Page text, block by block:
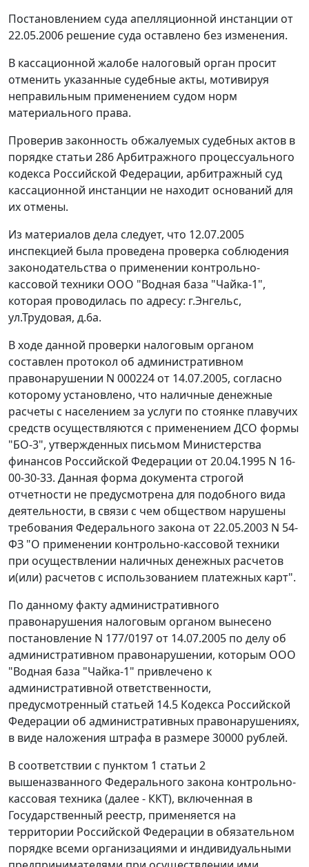
Постановлением суда апелляционной инстанции от
22.05.2006 решение суда оставлено без изменения.
В кассационной жалобе налоговый орган просит
отменить указанные судебные акты, мотивируя
неправильным применением судом норм
материального права.
Проверив законность обжалуемых судебных актов в
порядке статьи 286Арбитражного процессуального
кодекса Российской Федерации, арбитражный суд
кассационной инстанции не находит оснований для
их отмены.
Из материалов дела следует, что 12.07.2005
инспекцией была проведена проверка соблюдения
законодательства о применении контрольно-
кассовой техники ООО "Водная база "Чайка-1",
которая проводилась по адресу: г.Энгельс,
ул.Трудовая, д.6а.
В ходе данной проверки налоговым органом
составлен протокол об административном
правонарушении N 000224 от 14.07.2005, согласно
которому установлено, что наличные денежные
расчеты с населением за услуги по стоянке плавучих
средств осуществляются с применением ДСО формы
"БО-3", утвержденных письмом Министерства
финансов Российской Федерации от 20.04.1995 N 16-
00-30-33. Данная форма документа строгой
отчетности не предусмотрена для подобного вида
деятельности, в связи с чем обществом нарушены
требования Федерального закона от 22.05.2003 N 54-
ФЗ "О применении контрольно-кассовой техники
при осуществлении наличных денежных расчетов
и(или) расчетов с использованием платежных карт".
По данному факту административного
правонарушения налоговым органом вынесено
постановление N 177/0197 от 14.07.2005 по делу об
административном правонарушении, которым ООО
"Водная база "Чайка-1" привлечено к
административной ответственности,
предусмотренный статьей 14.5 Кодекса Российской
Федерации об административных правонарушениях,
в виде наложения штрафа в размере 30000 рублей.
В соответствии с пунктом 1 статьи 2
вышеназванного Федерального закона контрольно-
кассовая техника (далее - ККТ), включенная в
Государственный реестр, применяется на
территории Российской Федерации в обязательном
порядке всеми организациями и индивидуальными